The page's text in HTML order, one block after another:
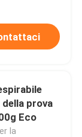
pavimento
kraft
costruzione
prova
Eco
la